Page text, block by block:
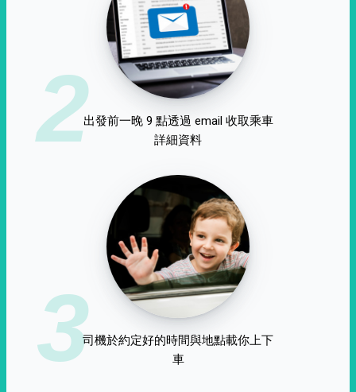
2出發前一晚 9 點透過 email 收取乘車
詳細資料
3司機於約定好的時間與地點載你上下
車